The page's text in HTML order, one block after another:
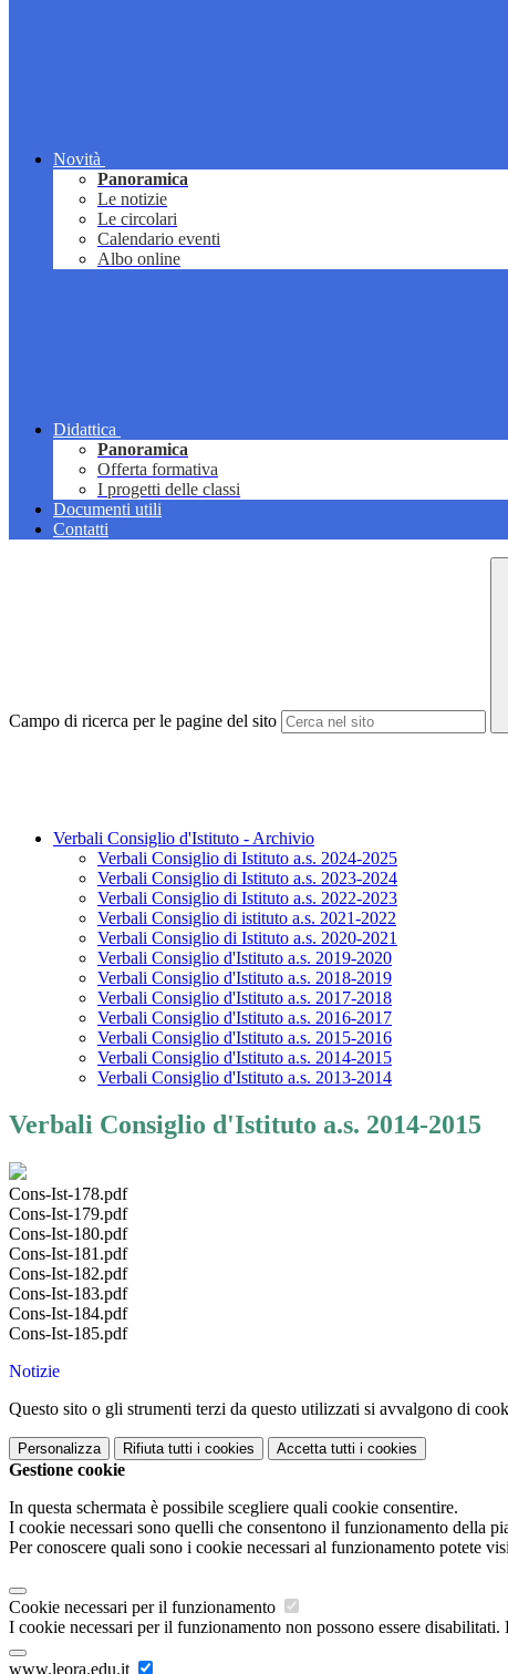
Novità
Panoramica
Le notizie
Le circolari
Calendario eventi
Albo online
Didattica
Panoramica
Offerta formativa
I progetti delle classi
Documenti utili
Contatti
Campo di ricerca per le pagine del sito
Verbali Consiglio d'Istituto - Archivio
Verbali Consiglio di Istituto a.s. 2024-2025
Verbali Consiglio di Istituto a.s. 2023-2024
Verbali Consiglio di Istituto a.s. 2022-2023
Verbali Consiglio di istituto a.s. 2021-2022
Verbali Consiglio di Istituto a.s. 2020-2021
Verbali Consiglio d'Istituto a.s. 2019-2020
Verbali Consiglio d'Istituto a.s. 2018-2019
Verbali Consiglio d'Istituto a.s. 2017-2018
Verbali Consiglio d'Istituto a.s. 2016-2017
Verbali Consiglio d'Istituto a.s. 2015-2016
Verbali Consiglio d'Istituto a.s. 2014-2015
Verbali Consiglio d'Istituto a.s. 2013-2014
Verbali Consiglio d'Istituto a.s. 2014-2015
Cons-Ist-178.pdf
Cons-Ist-179.pdf
Cons-Ist-180.pdf
Cons-Ist-181.pdf
Cons-Ist-182.pdf
Cons-Ist-183.pdf
Cons-Ist-184.pdf
Cons-Ist-185.pdf
Notizie
Questo sito o gli strumenti terzi da questo utilizzati si avvalgono di
Personalizza Rifiuta tutti i cookies Accetta tutti i cookies
Gestione cookie
In questa schermata è possibile scegliere quali cookie consentire.
I cookie necessari sono quelli che consentono il funzionamento della
Per conoscere quali sono i cookie necessari al funzionamento potete
Cookie necessari per il funzionamento
I cookie necessari per il funzionamento non possono essere
www.leora.edu.it